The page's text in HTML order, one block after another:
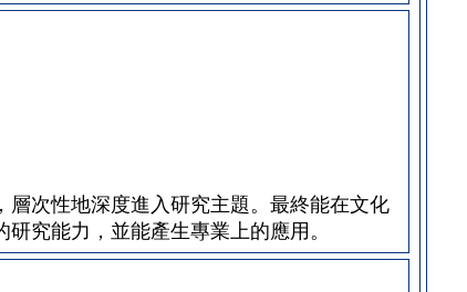
次性地深度進入研究主題。最終能在文化
究能力，並能產生專業上的應用。